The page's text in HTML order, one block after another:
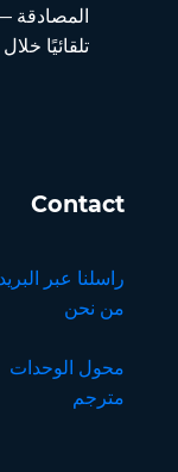
المصادقة
تلقائيًا خلال
Contact
راسلنا عبر
من نحن
محول الوحدات
مترجم